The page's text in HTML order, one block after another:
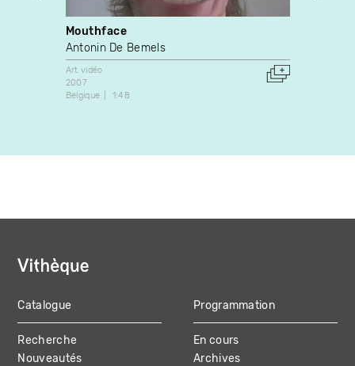
Mouthface
Antonin De Bemels
Art vidéo
2007
Belgique
1:48
MAIN
NAVIGATION
Catalogue
Recherche
Nouveautés
Programmation
En cours
Archives